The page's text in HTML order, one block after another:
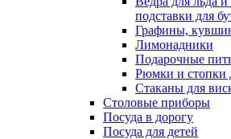
подставки для
Графины,
Лимонадники
Подарочные
Рюмки и стопки
Стаканы для
Столовые приборы
Посуда в дорогу
Посуда для детей